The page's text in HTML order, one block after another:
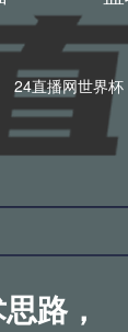
24直播网世界杯
直播网欧联杯
网世亚预
德甲
路，